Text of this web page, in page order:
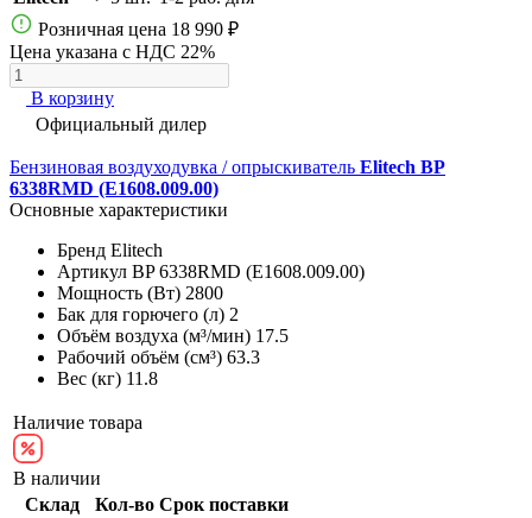
Розничная цена 18 990 ₽
Цена указана с НДС 22%
В корзину
Официальный дилер
Бензиновая воздуходувка / опрыскиватель Elitech BP
6338RMD (E1608.009.00)
Основные характеристики
Бренд Elitech
Артикул BP 6338RMD (E1608.009.00)
Мощность (Вт) 2800
Бак для горючего (л) 2
Объём воздуха (м³/мин) 17.5
Рабочий объём (см³) 63.3
Вес (кг) 11.8
Наличие товара
В наличии
Склад
Кол-во Срок поставки